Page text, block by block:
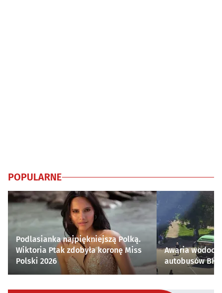
POPULARNE
Podlasianka najpiękniejszą Polką.
Wiktoria Ptak zdobyła koronę Miss
Polski 2026
Awaria
autobusów